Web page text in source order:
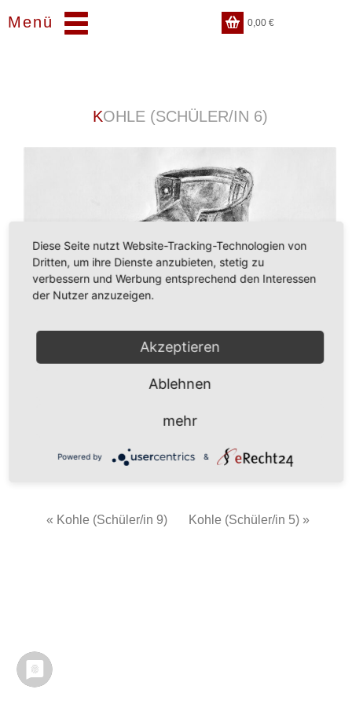
Menü 0,00€
KOHLE (SCHÜLER/IN 6)
« Kohle (Schüler/in 9) Kohle (Schüler/in 5) »
Diese Seite nutzt Website-Tracking-Technologien von
Dritten, um ihre Dienste anzubieten, stetig zu
verbessern und Werbung entsprechend den Interessen
der Nutzer anzuzeigen.
Akzeptieren
Ablehnen
mehr
Powered by &